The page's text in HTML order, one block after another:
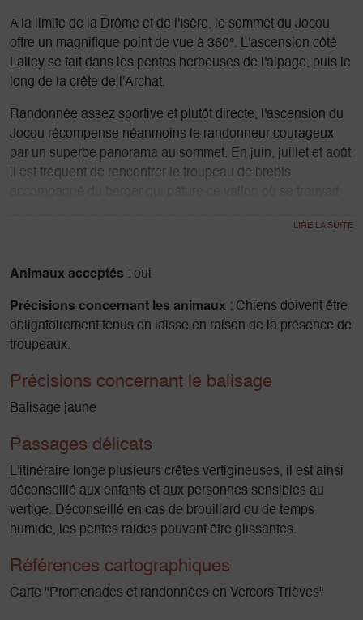
A la limite de la Drôme et de l'Isère, le sommet du Jocou
offre un magnifique point de vue à 360°. L'ascension côté
Lalley se fait dans les pentes herbeuses de l'alpage, puis le
long de la crête de l'Archat.
Randonnée assez sportive et plutôt directe, l'ascension du
Jocou récompense néanmoins le randonneur courageux
par un superbe panorama au sommet. En juin, juillet et août
il est fréquent de rencontrer le troupeau de brebis
d'ailleurs à proximité du départ la cabane du téléski ainsi
Animaux acceptés : oui
Précisions concernant les animaux : Chiens doivent être
obligatoirement tenus en laisse en raison de la présence de
troupeaux.
Précisions concernant le balisage
Balisage jaune
Passages délicats
L'itinéraire longe plusieurs crêtes vertigineuses, il est ainsi
déconseillé aux enfants et aux personnes sensibles au
vertige. Déconseillé en cas de brouillard ou de temps
humide, les pentes raides pouvant être glissantes.
Références cartographiques
Carte "Promenades et randonnées en Vercors Trièves"